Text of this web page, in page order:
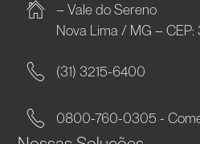
– Vale do Sereno
Nova Lima / MG –
(31) 3215-6400
0800-760-0305 -